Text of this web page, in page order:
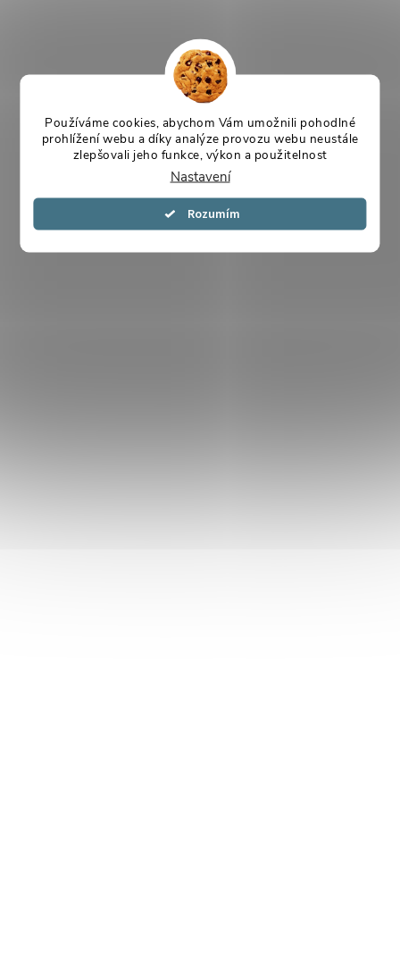
Používáme cookies, abychom Vám umožnili pohodlné
prohlížení webu a díky analýze provozu webu neustále
zlepšovali jeho funkce, výkon a použitelnost
Nastavení
Souhlasím